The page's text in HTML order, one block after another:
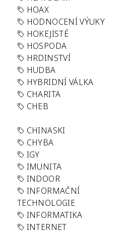
HOAX
HODNOCENÍ VÝUKY
HOKEJISTÉ
HOSPODA
HRDINSTVÍ
HUDBA
HYBRIDNÍ VÁLKA
CHARITA
CHEB
CHINASKI
CHYBA
IGY
IMUNITA
INDOOR
INFORMAČNÍ
TECHNOLOGIE
INFORMATIKA
INTERNET